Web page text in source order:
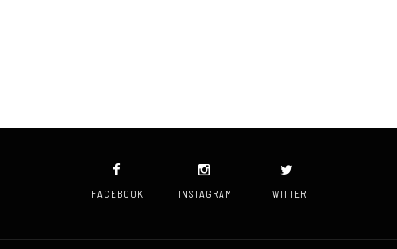
FACEBOOK INSTAGRAM TWITTER